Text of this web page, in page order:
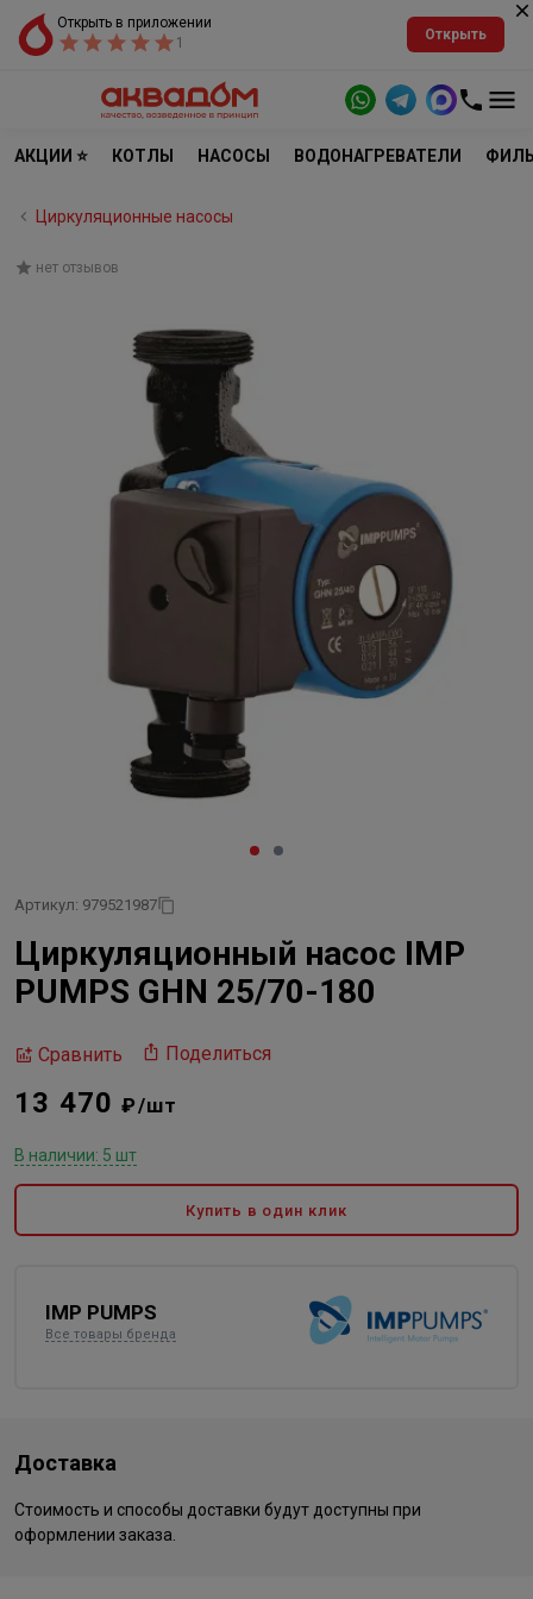
Открыть в приложении
1
Открыть
АКЦИИ ⭐ КОТЛЫ НАСОСЫ ВОДОНАГРЕВАТЕЛИ
Циркуляционные насосы
нет отзывов
Артикул: 979521987
Циркуляционный насос IMP
PUMPS GHN 25/70-180
Сравнить Поделиться
13 470₽/шт
В наличии: 5 шт
Купить в один клик
IMP PUMPS
Все товары бренда
Доставка
Стоимость и способы доставки будут доступны при
оформлении заказа.